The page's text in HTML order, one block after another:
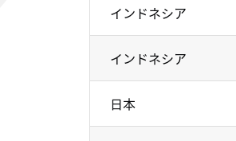
インドネシア
インドネシア
日本